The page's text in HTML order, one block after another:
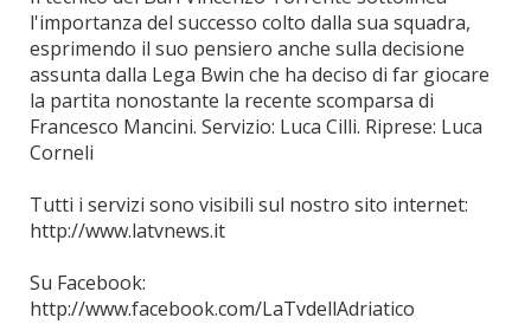
l'importanza del successo colto dalla sua squadra,
esprimendo il suo pensiero anche sulla decisione
assunta dalla Lega Bwin che ha deciso di far giocare
la partita nonostante la recente scomparsa di
Francesco Mancini. Servizio: Luca Cilli. Riprese: Luca
Corneli
Tutti i servizi sono visibili sul nostro sito internet:
http://www.latvnews.it
Su Facebook:
http://www.facebook.com/LaTvdellAdriatico